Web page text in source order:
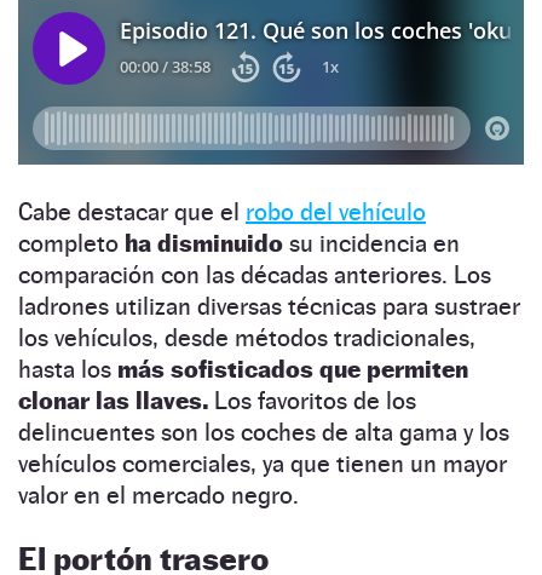
Cabe destacar que el robo del vehículo
completo ha disminuido su incidencia en
comparación con las décadas anteriores. Los
ladrones utilizan diversas técnicas para sustraer
los vehículos, desde métodos tradicionales,
hasta los más sofisticados que permiten
clonar las llaves. Los favoritos de los
delincuentes son los coches de alta gama y los
vehículos comerciales, ya que tienen un mayor
valor en el mercado negro.
El portón trasero